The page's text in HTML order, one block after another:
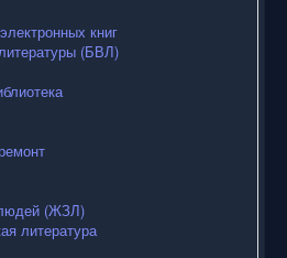
книг
(БВЛ)
(ЖЗЛ)
литература